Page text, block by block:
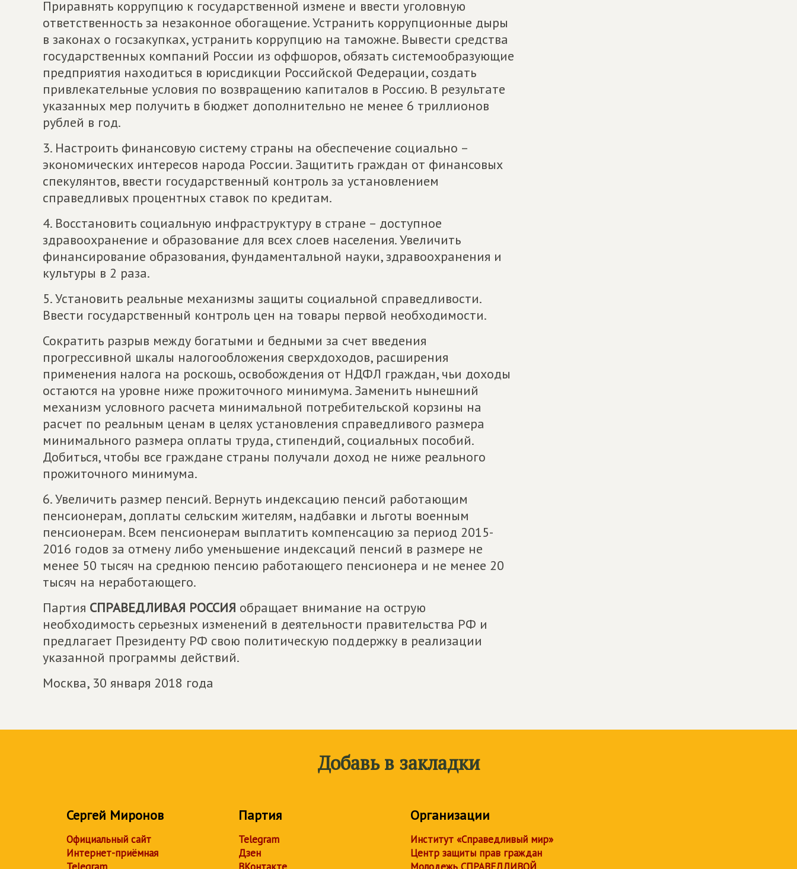
Приравнять коррупцию к государственной измене и ввести уголовную
ответственность за незаконное обогащение. Устранить коррупционные дыры
в законах о госзакупках, устранить коррупцию на таможне. Вывести средства
государственных компаний России из оффшоров, обязать системообразующие
предприятия находиться в юрисдикции Российской Федерации, создать
привлекательные условия по возвращению капиталов в Россию. В результате
указанных мер получить в бюджет дополнительно не менее 6 триллионов
рублей в год.
3. Настроить финансовую систему страны на обеспечение социально –
экономических интересов народа России. Защитить граждан от финансовых
спекулянтов, ввести государственный контроль за установлением
справедливых процентных ставок по кредитам.
4. Восстановить социальную инфраструктуру в стране – доступное
здравоохранение и образование для всех слоев населения. Увеличить
финансирование образования, фундаментальной науки, здравоохранения и
культуры в 2 раза.
5. Установить реальные механизмы защиты социальной справедливости.
Ввести государственный контроль цен на товары первой необходимости.
Сократить разрыв между богатыми и бедными за счет введения
прогрессивной шкалы налогообложения сверхдоходов, расширения
применения налога на роскошь, освобождения от НДФЛ граждан, чьи доходы
остаются на уровне ниже прожиточного минимума. Заменить нынешний
механизм условного расчета минимальной потребительской корзины на
расчет по реальным ценам в целях установления справедливого размера
минимального размера оплаты труда, стипендий, социальных пособий.
Добиться, чтобы все граждане страны получали доход не ниже реального
прожиточного минимума.
6. Увеличить размер пенсий. Вернуть индексацию пенсий работающим
пенсионерам, доплаты сельским жителям, надбавки и льготы военным
пенсионерам. Всем пенсионерам выплатить компенсацию за период 2015-
2016 годов за отмену либо уменьшение индексаций пенсий в размере не
менее 50 тысяч на среднюю пенсию работающего пенсионера и не менее 20
тысяч на неработающего.
Партия СПРАВЕДЛИВАЯ РОССИЯ обращает внимание на острую
необходимость серьезных изменений в деятельности правительства РФ и
предлагает Президенту РФ свою политическую поддержку в реализации
указанной программы действий.
Москва, 30 января 2018 года
Добавь в закладки
Сергей Миронов
Официальный сайт
Интернет-приёмная
Партия
Telegram
Дзен
Организации
Институт «Справедливый мир»
Центр защиты прав граждан